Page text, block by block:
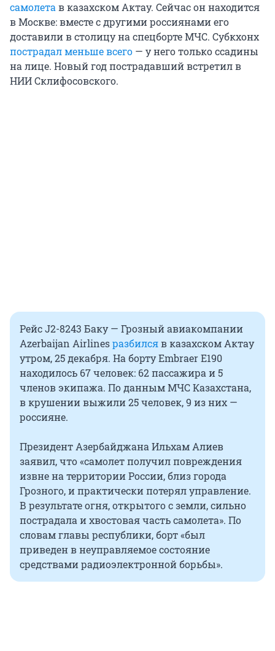
самолетав казахском Актау. Сейчас он находится
в Москве: вместе с другими россиянами его
доставили в столицу на спецборте МЧС. Субкхонх
пострадал меньше всего — у него только ссадины
на лице. Новый год пострадавший встретил в
НИИ Склифосовского.
Рейс J2-8243 Баку — Грозный авиакомпании
Azerbaijan Airlinesразбилсяв казахском Актау
утром, 25 декабря. На борту Embraer E190
находилось 67 человек: 62 пассажира и 5
членов экипажа. По данным МЧС Казахстана,
в крушении выжили 25 человек, 9 из них —
россияне.
Президент Азербайджана Ильхам Алиев
заявил, что «самолет получил повреждения
извне на территории России, близ города
Грозного, и практически потерял управление.
В результате огня, открытого с земли, сильно
пострадала и хвостовая часть самолета». По
словам главы республики, борт «был
приведен в неуправляемое состояние
средствами радиоэлектронной борьбы».